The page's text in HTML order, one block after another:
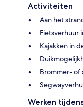
Activiteiten
Aan het
Fietsverhuur
Kajakken in
Brommer- of
Werken